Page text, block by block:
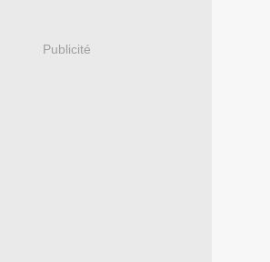
Publicité